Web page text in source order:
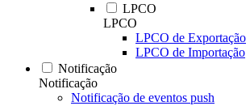
LPCO
LPCO
LPCO de Exportação
LPCO de Importação
Notificação
Notificação
Notificação de eventos push